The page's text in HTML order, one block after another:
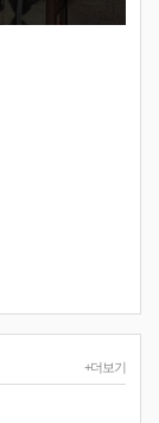
+더보기